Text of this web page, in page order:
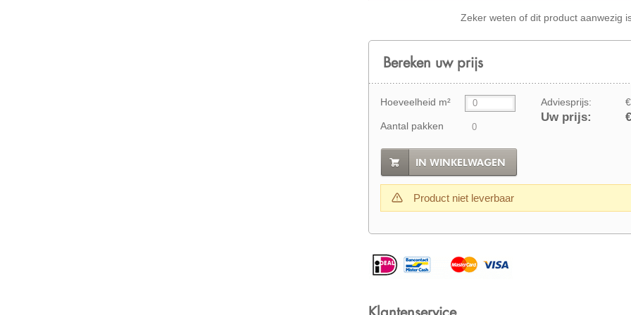
Zeker weten of dit product aanwezig
Bereken uw prijs
Hoeveelheid m²
Aantal pakken
Adviesprijs:
Uw prijs:
IN WINKELWAGEN
Product niet leverbaar